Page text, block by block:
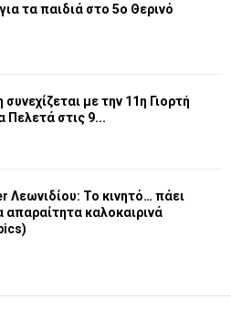
τα παιδιά στο 5ο Θερινό
με την 11η Γιορτή
Πελετά στις 9...
Λεωνιδίου: Το κινητό… πάει
απαραίτητα καλοκαιρινά